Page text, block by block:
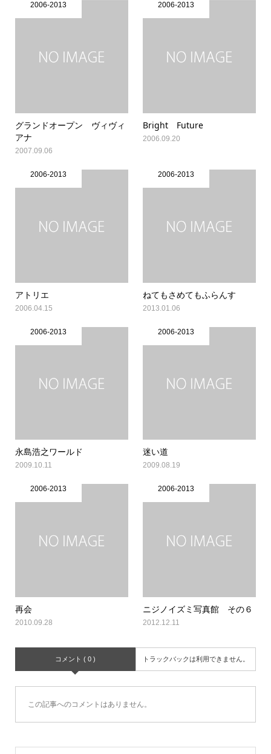
2006-2013
グランドオープン ヴィヴィ
アナ
2007.09.06
2006-2013
Bright Future
2006.09.20
2006-2013
アトリエ
2006.04.15
2006-2013
ねてもさめてもふらんす
2013.01.06
2006-2013
永島浩之ワールド
2009.10.11
2006-2013
迷い道
2009.08.19
2006-2013
再会
2010.09.28
2006-2013
ニジノイズミ写真館 その６
2012.12.11
コメント ( 0 ) トラックバックは利用できません。
この記事へのコメントはありません。